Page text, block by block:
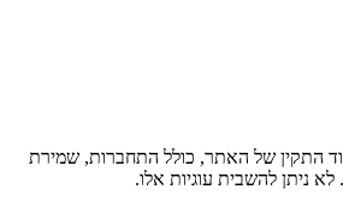
התקין של האתר, כולל התחברות, שמירת
ניתן להשבית עוגיות אלו.